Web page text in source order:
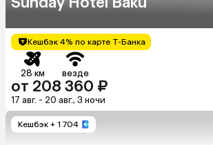
Кешбэк 4% по карте Т-Банка
28 км везде
от 208 360 ₽
17 авг. - 20 авг., 3 ночи
Кешбэк + 1 704